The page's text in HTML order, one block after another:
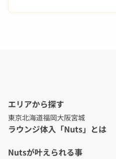
エリアから探す
東京北海道福岡大阪宮城
ラウンジ体入「Nuts」とは
Nutsが叶えられる事